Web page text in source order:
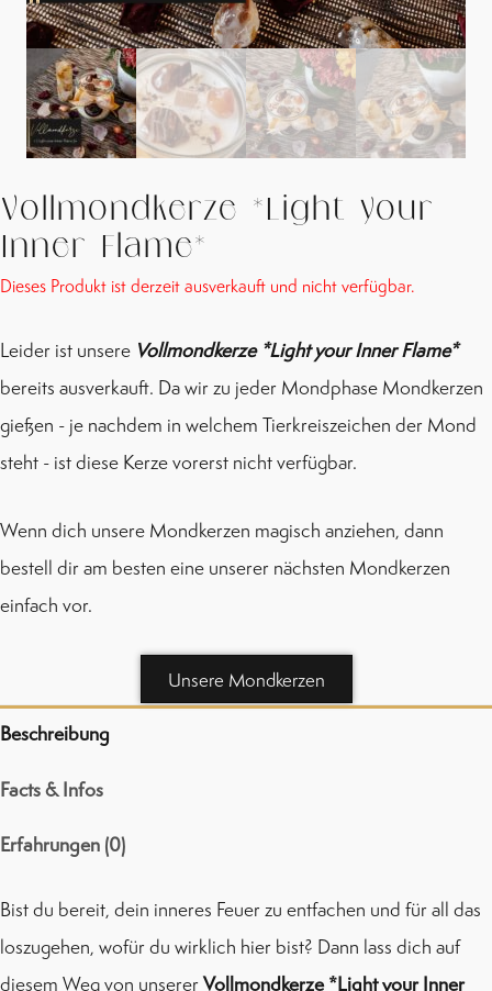
Vollmondkerze *Light your
Inner Flame*
Dieses Produkt ist derzeit ausverkauft und nicht verfügbar.
Leider ist unsere Vollmondkerze *Light your Inner Flame*
bereits ausverkauft. Da wir zu jeder Mondphase Mondkerzen
gießen - je nachdem in welchem Tierkreiszeichen der Mond
steht - ist diese Kerze vorerst nicht verfügbar.
Wenn dich unsere Mondkerzen magisch anziehen, dann
bestell dir am besten eine unserer nächsten Mondkerzen
einfach vor.
Unsere Mondkerzen
Beschreibung
Facts & Infos
Erfahrungen (0)
Bist du bereit, dein inneres Feuer zu entfachen und für all das
loszugehen, wofür du wirklich hier bist? Dann lass dich auf
diesem Weg von unsererVollmondkerze *Light your Inner